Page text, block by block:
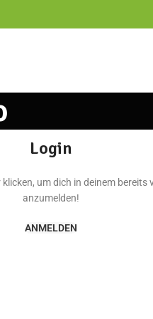
Login
um dich in deinem bereits
anzumelden!
ANMELDEN